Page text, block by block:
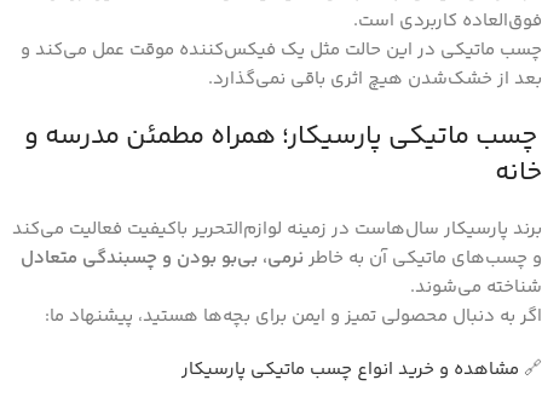
فوق‌العاده کاربردی است.
چسب ماتیکی در این حالت مثل یک فیکس‌کننده موقت عمل می‌کند و
بعد از خشک‌شدن هیچ اثری باقی نمی‌گذارد.
چسب ماتیکی پارسیکار؛ همراه مطمئن مدرسه و
خانه
برند پارسیکار سال‌هاست در زمینه لوازم‌التحریر باکیفیت فعالیت می‌کند
و چسب‌های ماتیکی آن به خاطر نرمی، بی‌بو بودن و چسبندگی متعادل
شناخته می‌شوند.
اگر به دنبال محصولی تمیز و ایمن برای بچه‌ها هستید، پیشنهاد ما:
🔗 مشاهده و خرید انواع چسب ماتیکی پارسیکار